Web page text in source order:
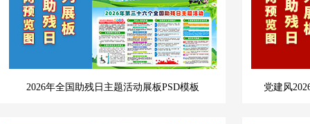
2026年全国助残日主题活动展板PSD模板 党建风